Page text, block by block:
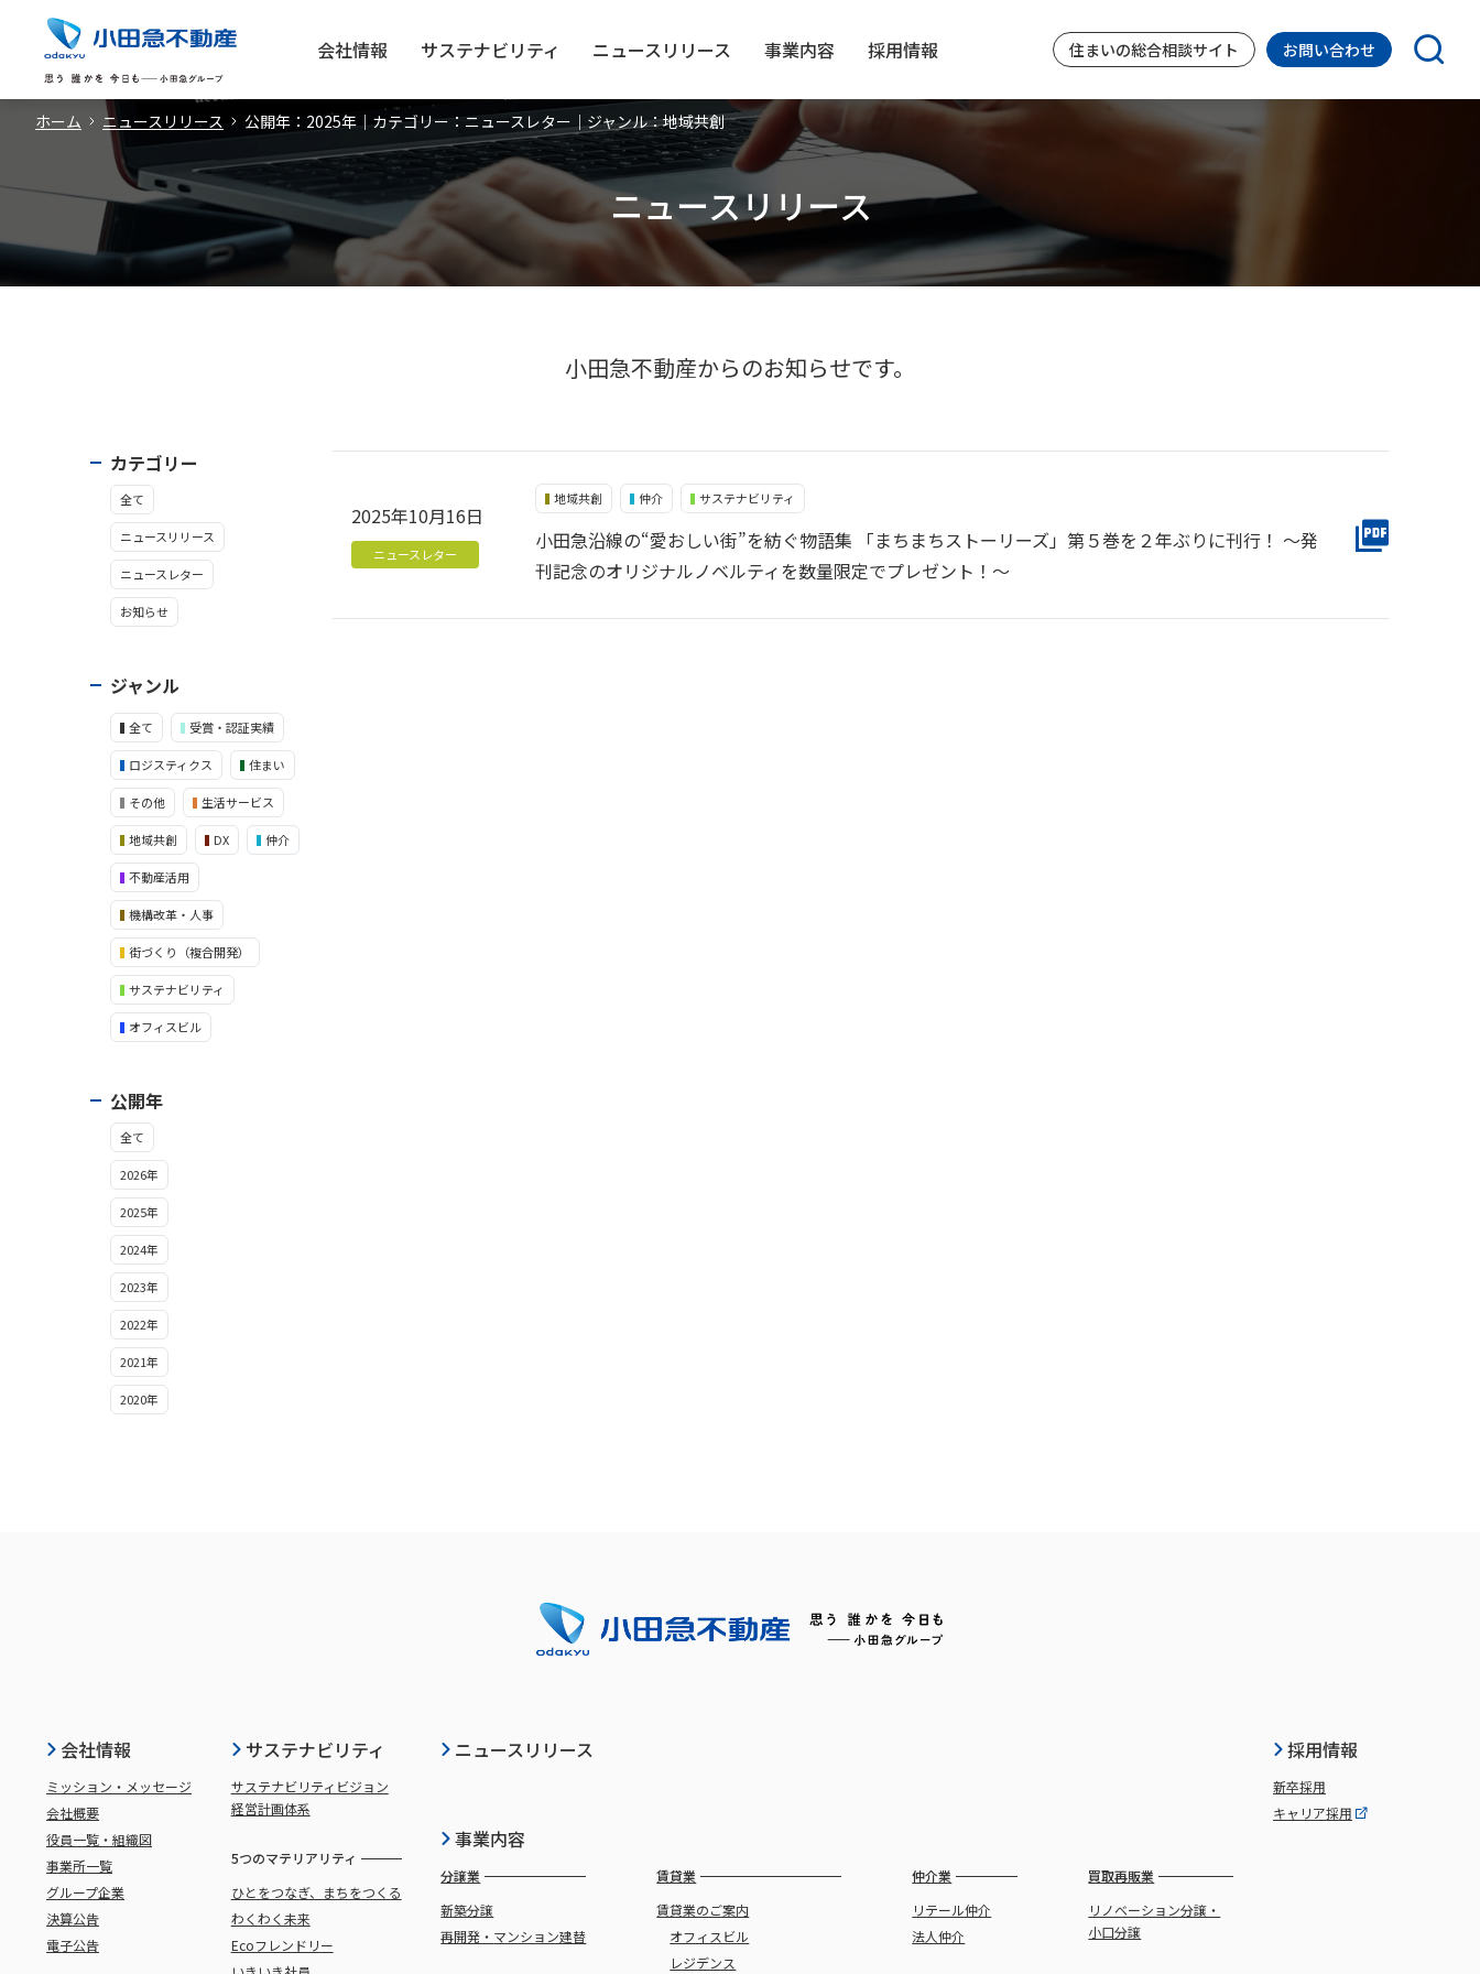
会社情報 サステナビリティ ニュースリリース 事業内容 採用情報 住まいの総合相談サイト お問い合わせ
ホーム ニュースリリース 公開年：2025年｜カテゴリー：ニュースレター｜ジャンル：地域共創
ニュースリリース
小田急不動産からのお知らせです。
カテゴリー
全て
ニュースリリース
ニュースレター
お知らせ
ジャンル
全て 受賞・認証実績
ロジスティクス 住まい
その他 生活サービス
地域共創 DX 仲介
不動産活用
機構改革・人事
街づくり（複合開発）
サステナビリティ
オフィスビル
公開年
全て
2026年
2025年
2024年
2023年
2022年
2021年
2020年
2025年10月16日
ニュースレター
地域共創 仲介 サステナビリティ
小田急沿線の“愛おしい街”を紡ぐ物語集 「まちまちストーリーズ」第５巻を２年ぶりに刊行！ ～発
刊記念のオリジナルノベルティを数量限定でプレゼント！～
会社情報
ミッション・メッセージ
会社概要
役員一覧・組織図
事業所一覧
グループ企業
決算公告
電子公告
サステナビリティ
サステナビリティビジョン
経営計画体系
5つのマテリアリティ
ひとをつなぎ、まちをつくる
わくわく未来
Ecoフレンドリー
ニュースリリース
事業内容
分譲業
新築分譲
再開発・ マンション建替
賃貸業
賃貸業のご案内
オフィスビル
レジデンス
仲介業
リテール仲介
法人仲介
買取再販業
リノベーション分譲・
小口分譲
採用情報
新卒採用
キャリア採用